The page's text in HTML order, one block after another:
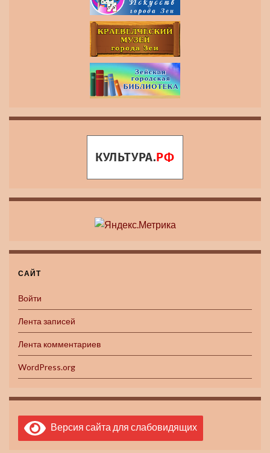
САЙТ
Войти
Лента записей
Лента комментариев
WordPress.org
Версия сайта для слабовидящих